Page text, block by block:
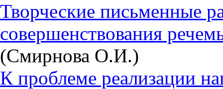
Творческие письменные
совершенствования
(Смирнова О.И.)
К проблеме реализации